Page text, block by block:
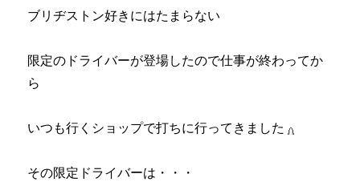
ブリヂストン好きにはたまらない
限定のドライバーが登場したので仕事が終わってか
ら
いつも行くショップで打ちに行ってきました
その限定ドライバーは・・・